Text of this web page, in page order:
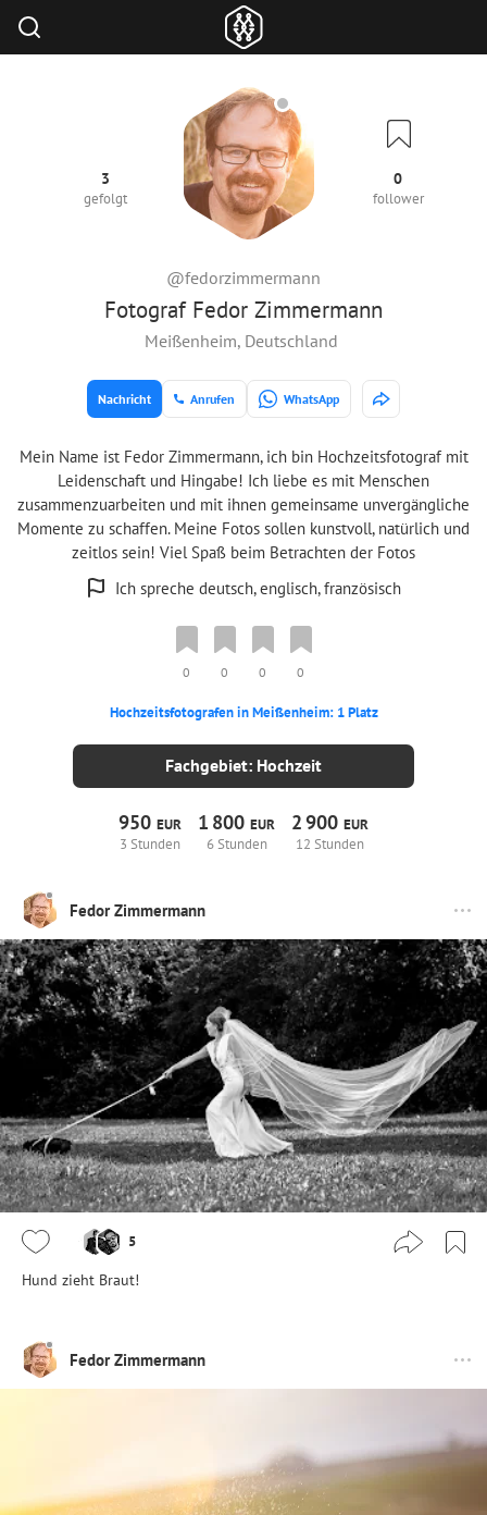
Fotograf Fedor Zimmermann
@fedorzimmermann
3
gefolgt
0
follower
Meißenheim, Deutschland
Nachricht Anrufen WhatsApp
Mein Name ist Fedor Zimmermann, ich bin Hochzeitsfotograf mit
Leidenschaft und Hingabe! Ich liebe es mit Menschen
zusammenzuarbeiten und mit ihnen gemeinsame unvergängliche
Momente zu schaffen. Meine Fotos sollen kunstvoll, natürlich und
zeitlos sein! Viel Spaß beim Betrachten der Fotos
Ich spreche deutsch, englisch, französisch
0 0 0 0
Hochzeitsfotografen in Meißenheim: 1 Platz
Fachgebiet: Hochzeit
950EUR
3 Stunden
1 800 EUR
6 Stunden
2900 EUR
12 Stunden
Fedor Zimmermann
5
Hund zieht Braut!
Fedor Zimmermann